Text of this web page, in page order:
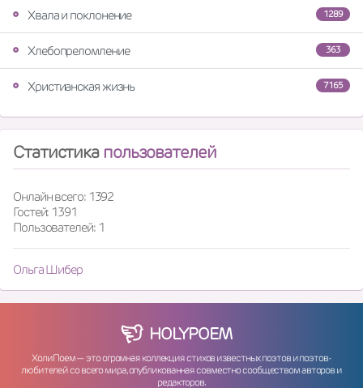
1289
Хвала и поклонение
363
Хлебопреломление
7165
Христианская жизнь
Статистика пользователей
Онлайн всего: 1392
Гостей: 1391
Пользователей: 1
Ольга Шибер
HOLYPOEM
ХолиПоем — это огромная коллекция стихов известных поэтов и поэтов-
любителей со всего мира, опубликованная совместно сообществом авторов и
редакторов.